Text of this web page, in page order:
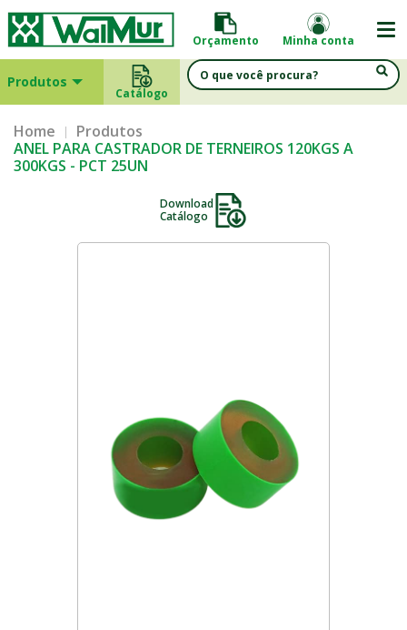
Orçamento Minha conta
Produtos
Catálogo
Home
Produtos
ANEL PARA CASTRADOR DE TERNEIROS 120KGS A
300KGS - PCT 25UN
Download
Catálogo